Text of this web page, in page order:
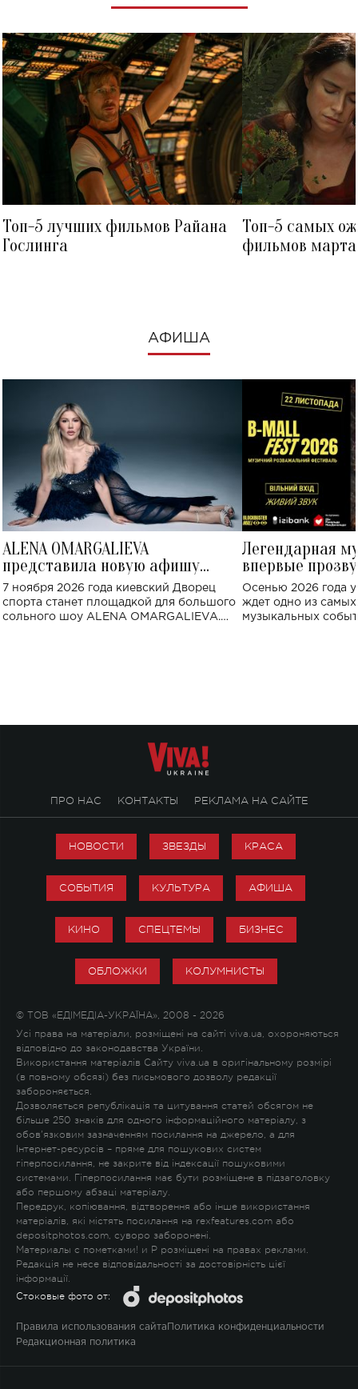
Топ-5 лучших фильмов Райана
Гослинга
Топ-5 самых
фильмов
АФИША
ALENA OMARGALIEVA
представила новую афишу
большого концерта во Дворце
спорта
7 ноября 2026 года киевский Дворец
спорта станет площадкой для большого
сольного шоу ALENA OMARGALIEVA.
Легендарная
впервые
Украине: где
Осенью 2026 года
ждет одно из
музыкальных
ПРО НАС КОНТАКТЫ РЕКЛАМА НА САЙТЕ
НОВОСТИ ЗВЕЗДЫ КРАСА
СОБЫТИЯ КУЛЬТУРА АФИША
КИНО СПЕЦТЕМЫ БИЗНЕС
ОБЛОЖКИ КОЛУМНИСТЫ
© ТОВ «ЕДІМЕДІА-УКРАЇНА», 2008 - 2026
Усі права на матеріали, розміщені на сайті viva.ua, охороняються
відповідно до законодавства України.
Використання матеріалів Сайту viva.ua в оригінальному розмірі
(в повному обсязі) без письмового дозволу редакції
забороняється.
Дозволяється републікація та цитування статей обсягом не
більше 250 знаків для одного інформаційного матеріалу, з
обов'язковим зазначенням посилання на джерело, а для
Інтернет-ресурсів – пряме для пошукових систем
гіперпосилання, не закрите від індексації пошуковими
системами. Гіперпосилання має бути розміщене в підзаголовку
або першому абзаці матеріалу.
Передрук, копіювання, відтворення або інше використання
матеріалів, які містять посилання на rexfeatures.com або
depositphotos.com, суворо заборонені.
Материалы с пометками! и P розміщені на правах реклами.
Редакція не несе відповідальності за достовірність цієї
інформації.
Стоковые фото от:
Правила использования сайта Политика конфиденциальности
Редакционная политика